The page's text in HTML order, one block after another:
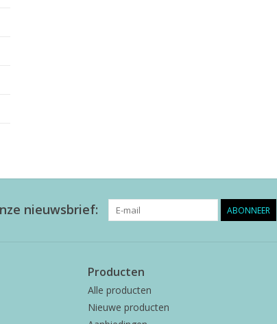
nieuwsbrief: ABONNEER
Producten
Alle producten
Nieuwe producten